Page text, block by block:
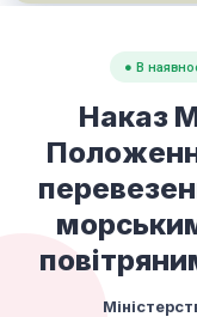
● В
Наказ